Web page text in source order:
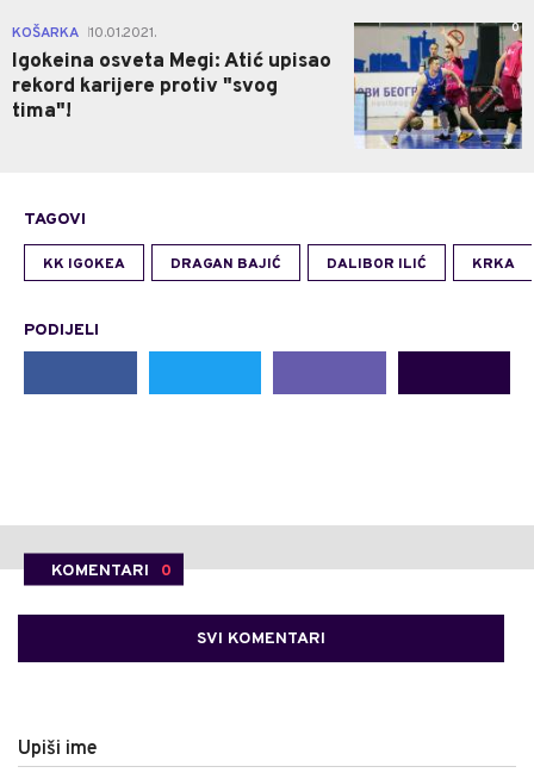
KOŠARKA 10.01.2021.
Igokeina osveta Megi: Atić upisao
rekord karijere protiv "svog
tima"!
0
TAGOVI
KK IGOKEA DRAGAN BAJIĆ DALIBOR ILIĆ KRKA
PODIJELI
KOMENTARI 0
SVI KOMENTARI
Upiši ime